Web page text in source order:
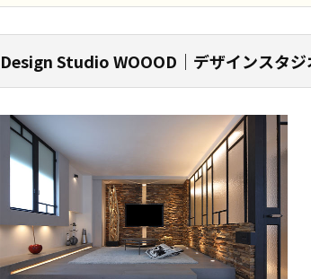
Design Studio WOOOD｜デザインスタジ